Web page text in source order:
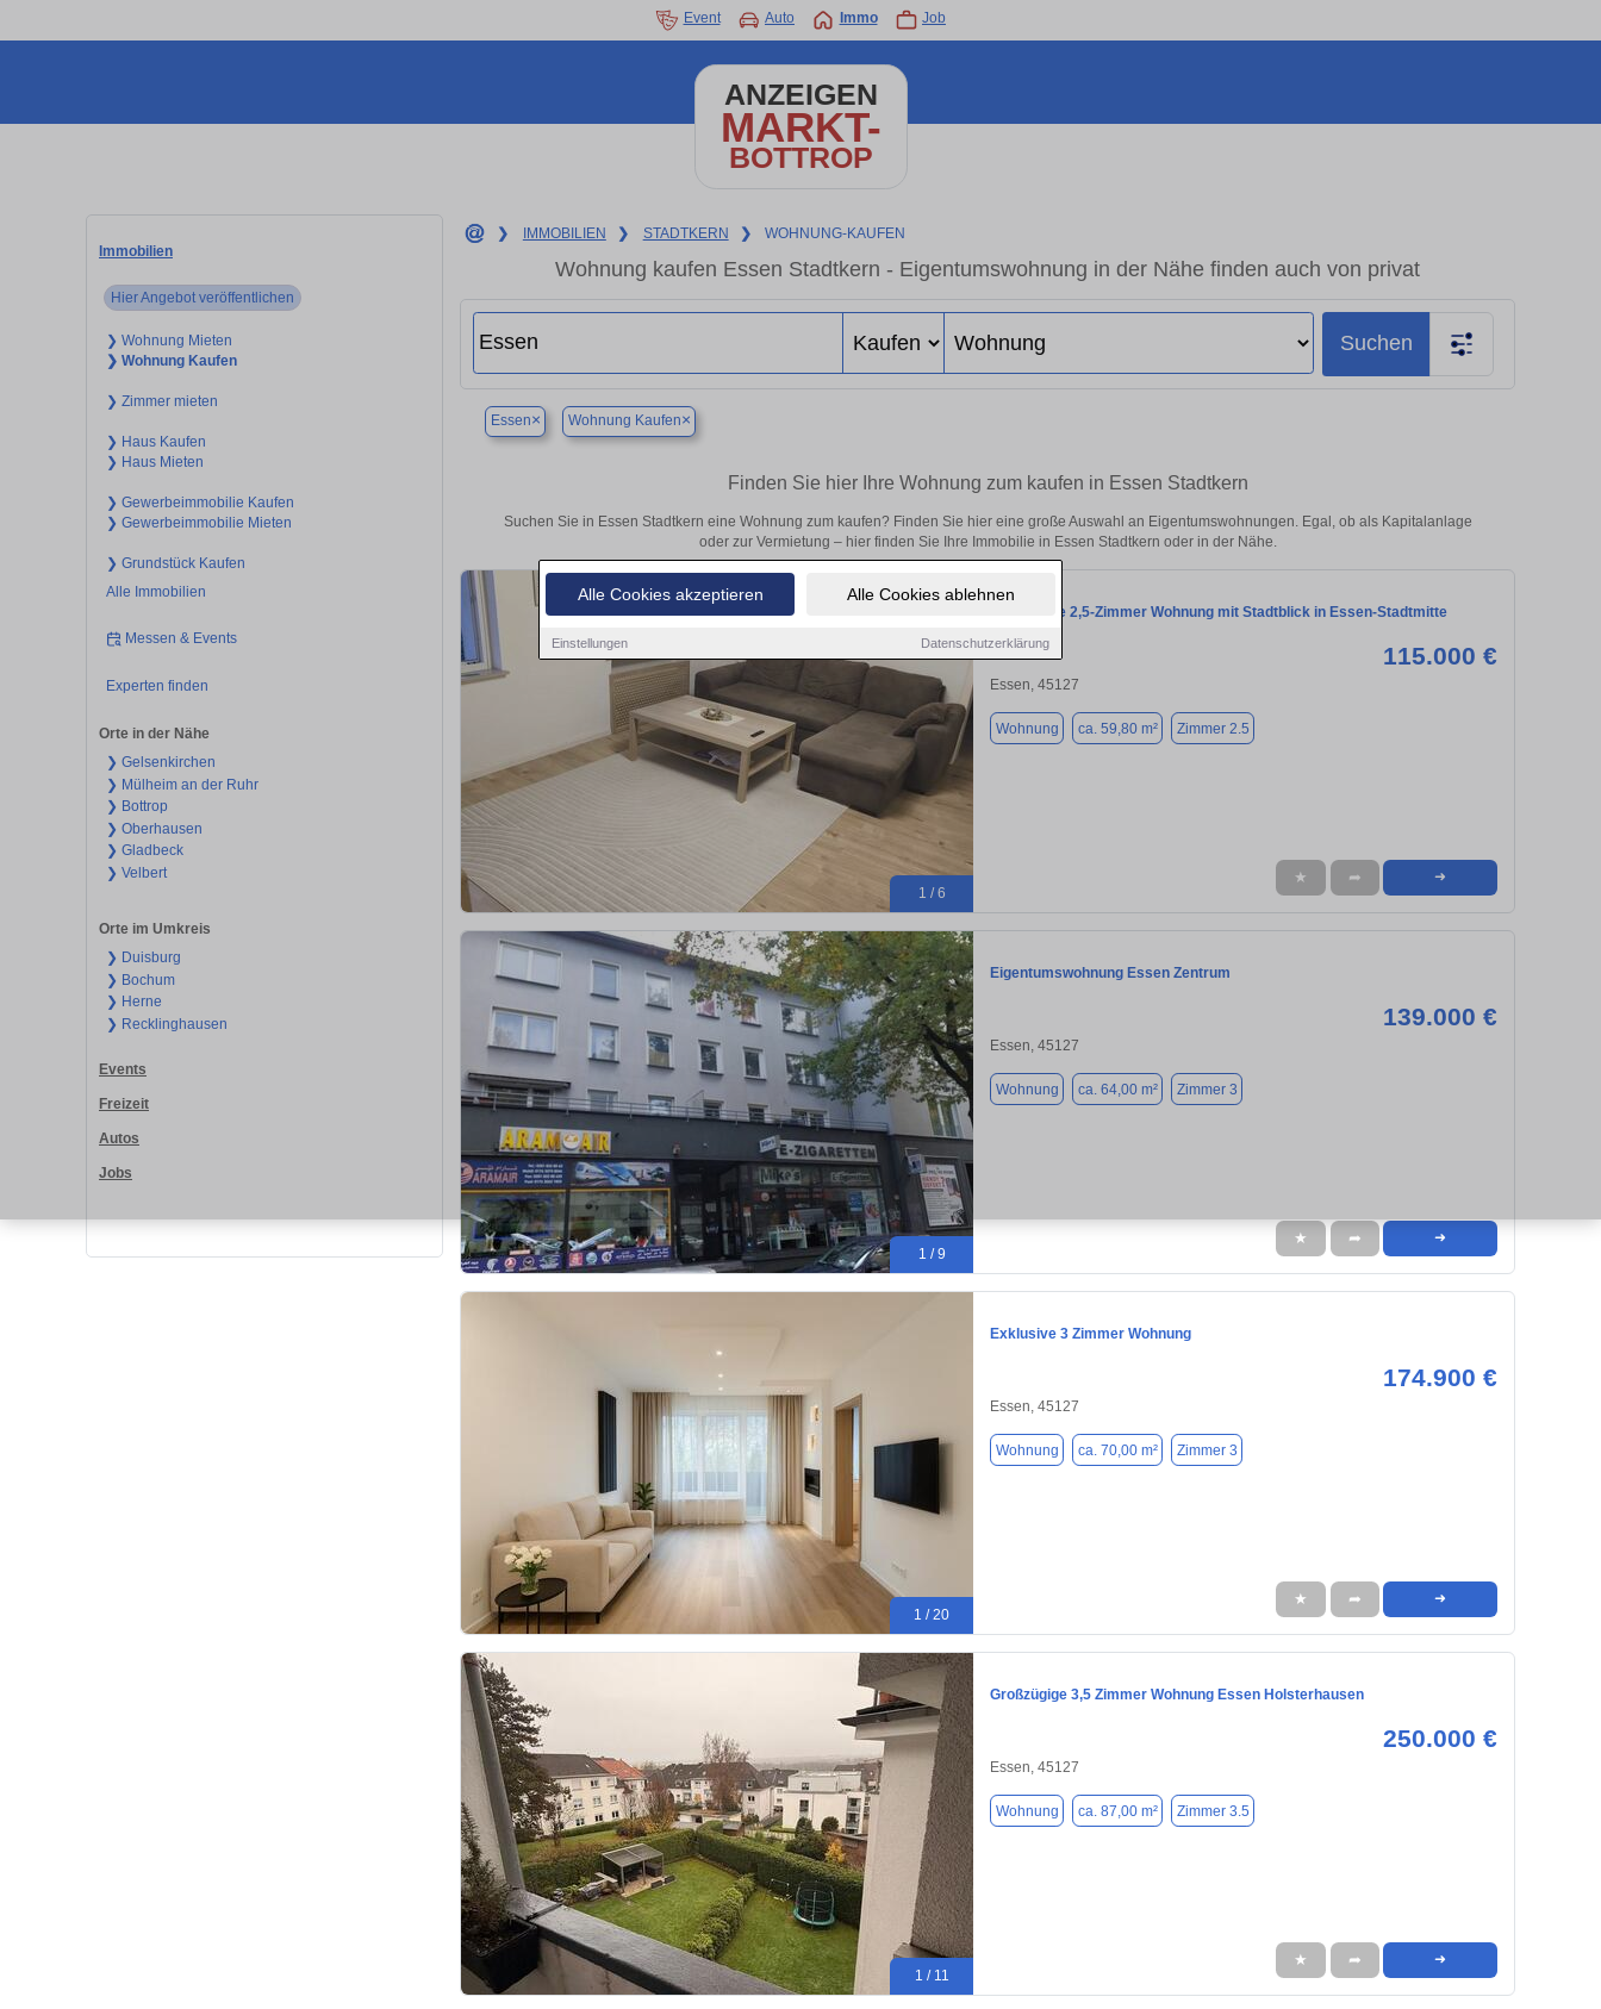
Alle Cookies akzeptieren Alle Cookies ablehnen
Einstellungen Datenschutzerklärung
Event Auto Immo Job
ANZEIGEN
MARKT-
BOTTROP
Immobilien
Hier Angebot veröffentlichen
❯ Wohnung Mieten
❯ Wohnung Kaufen
❯ Zimmer mieten
❯ Haus Kaufen
❯ Haus Mieten
❯ Gewerbeimmobilie Kaufen
❯ Gewerbeimmobilie Mieten
❯ Grundstück Kaufen
Alle Immobilien
Messen & Events
Experten finden
Orte in der Nähe
❯ Gelsenkirchen
❯ Mülheim an der Ruhr
❯ Bottrop
❯ Oberhausen
❯ Gladbeck
❯ Velbert
Orte im Umkreis
❯ Duisburg
❯ Bochum
❯ Herne
❯ Recklinghausen
Events
Freizeit
Autos
Jobs
❯ IMMOBILIEN ❯ STADTKERN ❯ WOHNUNG-KAUFEN
Wohnung kaufen Essen Stadtkern - Eigentumswohnung in der Nähe finden auch von privat
Suchen
Essen× Wohnung Kaufen×
Finden Sie hier Ihre Wohnung zum kaufen in Essen Stadtkern
Suchen Sie in Essen Stadtkern eine Wohnung zum kaufen? Finden Sie hier eine große Auswahl an Eigentumswohnungen. Egal, ob als Kapitalanlage
oder zur Vermietung – hier finden Sie Ihre Immobilie in Essen Stadtkern oder in der Nähe.
1 / 6
Charmante 2,5-Zimmer Wohnung mit Stadtblick in Essen-Stadtmitte
115.000 €
Essen, 45127
Wohnung ca. 59,80 m² Zimmer 2.5
★ ➦ ➜
1 / 9
Eigentumswohnung Essen Zentrum
139.000 €
Essen, 45127
Wohnung ca. 64,00 m² Zimmer 3
★ ➦ ➜
1 / 20
Exklusive 3 Zimmer Wohnung
174.900 €
Essen, 45127
Wohnung ca. 70,00 m² Zimmer 3
★ ➦ ➜
1 / 11
Großzügige 3,5 Zimmer Wohnung Essen Holsterhausen
250.000 €
Essen, 45127
Wohnung ca. 87,00 m² Zimmer 3.5
★ ➦ ➜